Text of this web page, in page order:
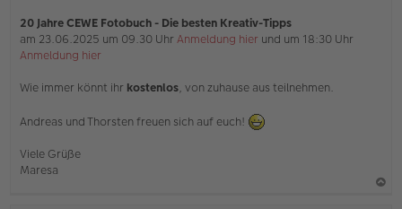
20 Jahre CEWE Fotobuch - Die besten Kreativ-Tipps
am 23.06.2025 um 09.30 Uhr Anmeldung hier und um 18:30 Uhr
Anmeldung hier
Wie immer könnt ihr kostenlos, von zuhause aus teilnehmen.
Andreas und Thorsten freuen sich auf euch!
Viele Grüße
Maresa